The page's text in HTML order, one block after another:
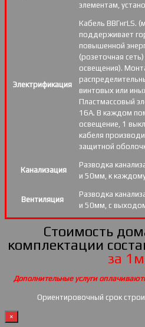
элементам,
Электрификация
Кабель ВВГнгLS.
поддерживает
повышенной
(розеточная
освещения).
винтовых или
Пластмассовый
16А. В каждом
освещение, 1
кабеля
защитной
Канализация
Разводка
и 50мм, к
Вентиляция
Разводка
и 50мм, с
Стоимость
комплектации
за
Дополнительные услуги
Ориентировочный срок
×